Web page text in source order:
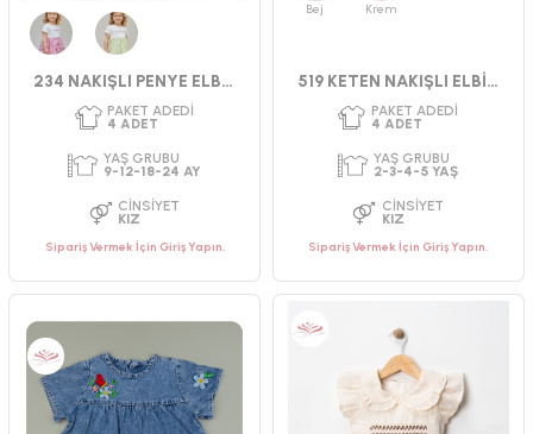
PAKET ADEDI
ADET
CINSIYET SEZON
PAKET ADEDI
ADET
YAŞ GRUBU
234 NAKIŞLI PENYE ELBİSE 9-24 AY
Sipariş Vermek İçin Giriş Yapın.
Bej Krem
519 KETEN NAKIŞLI ELBİSE 2-3-4-5 YAŞ
Sipariş Vermek İçin Giriş Yapın.